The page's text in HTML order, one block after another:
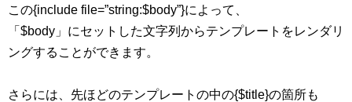
この{include file=”string:$body”}によって、
「$body」にセットした文字列からテンプレートをレンダリ
ングすることができます。
さらには、先ほどのテンプレートの中の{$title}の箇所も